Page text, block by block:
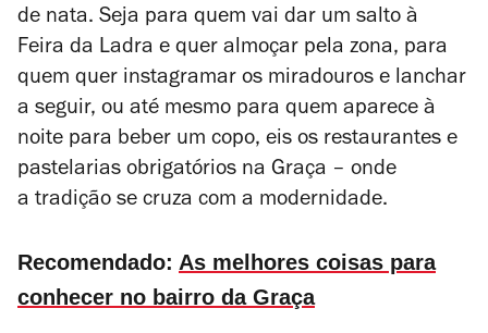
de nata. Seja para quem vai dar um salto à
Feira da Ladra e quer almoçar pela zona, para
quem quer instagramar os miradouros e lanchar
a seguir, ou até mesmo para quem aparece à
noite para beber um copo, eis os restaurantes e
pastelarias obrigatórios na Graça – onde
a tradição se cruza com a modernidade.
Recomendado: As melhores coisas para
conhecer no bairro da Graça